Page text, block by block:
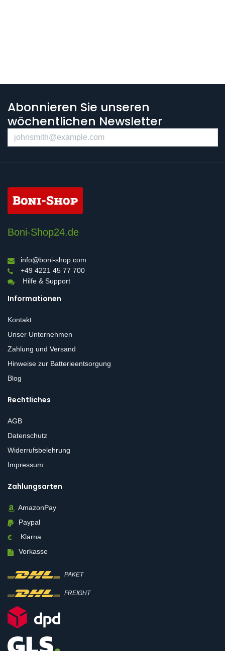
Abonnieren Sie unseren
wöchentlichen Newsletter
Boni-Shop24.de
info@boni-shop.com
+49 4221 45 77 700
Hilfe & Support
Informationen
Kontakt
Unser Unternehmen
Zahlung und Versand
Hinweise zur Batterieentsorgung
Blog
Rechtliches
AGB
Datenschutz
Widerrufsbelehrung
Impressum
Zahlungsarten
AmazonPay
Paypal
Klarna
Vorkasse
PAKET
FREIGHT